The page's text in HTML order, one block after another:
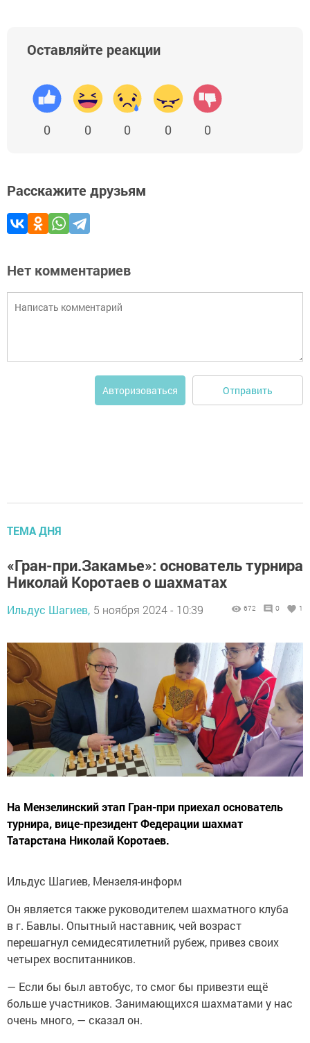
Оставляйте реакции
0 0 0 0 0
Расскажите друзьям
Нет комментариев
Авторизоваться Отправить
ТЕМА ДНЯ
«Гран-при.Закамье»: основатель турнира
Николай Коротаев о шахматах
Ильдус Шагиев, 5 ноября 2024 - 10:39 672 0 1
На Мензелинский этап Гран-при приехал основатель
турнира, вице-президент Федерации шахмат
Татарстана Николай Коротаев.
Ильдус Шагиев, Мензеля-информ
Он является также руководителем шахматного клуба
в г. Бавлы. Опытный наставник, чей возраст
перешагнул семидесятилетний рубеж, привез своих
четырех воспитанников.
— Если бы был автобус, то смог бы привезти ещё
больше участников. Занимающихся шахматами у нас
очень много, — сказал он.